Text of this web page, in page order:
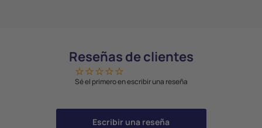
Reseñas de clientes
Sé el primero en escribir una reseña
Escribir una reseña